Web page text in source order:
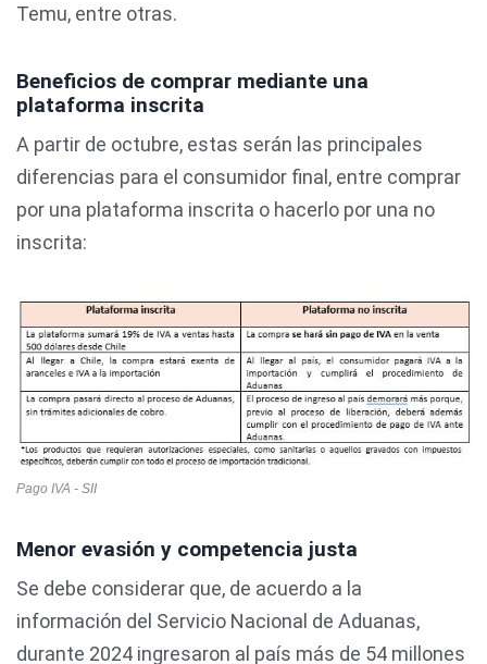
Temu, entre otras.
Beneficios de comprar mediante una
plataforma inscrita
A partir de octubre, estas serán las principales
diferencias para el consumidor final, entre comprar
por una plataforma inscrita o hacerlo por una no
inscrita:
Pago IVA - SII
Menor evasión y competencia justa
Se debe considerar que, de acuerdo a la
información del Servicio Nacional de Aduanas,
durante 2024 ingresaron al país más de 54 millones